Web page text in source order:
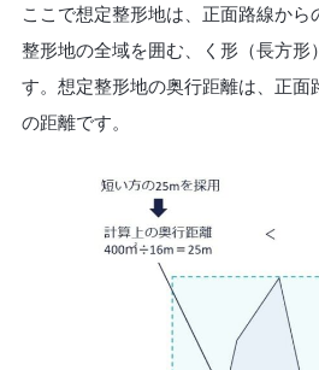
ここで想定整形地は、正面路線から
整形地の全域を囲む、く形（長方形
す。想定整形地の奥行距離は、正面
の距離です。